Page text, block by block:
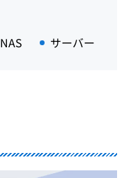
NAS サーバー